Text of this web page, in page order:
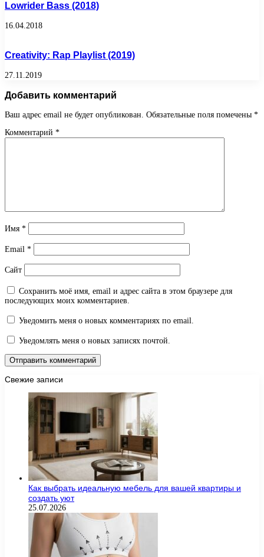
Lowrider Bass (2018)
16.04.2018
Creativity: Rap Playlist (2019)
27.11.2019
Добавить комментарий
Ваш адрес email не будет опубликован. Обязательные поля помечены *
Комментарий *
Имя *
Email *
Сайт
Сохранить моё имя, email и адрес сайта в этом браузере для
последующих моих комментариев.
Уведомить меня о новых комментариях по email.
Уведомлять меня о новых записях почтой.
Свежие записи
Как выбрать идеальную мебель для вашей квартиры и
создать уют
25.07.2026